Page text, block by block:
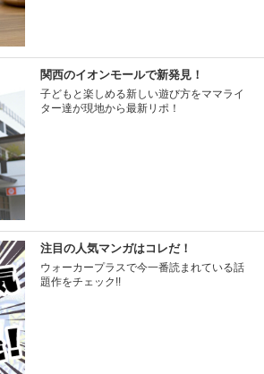
関西のイオンモールで新発見！
子どもと楽しめる新しい遊び方をママライ
ター達が現地から最新リポ！
注目の人気マンガはコレだ！
ウォーカープラスで今一番読まれている話
題作をチェック!!